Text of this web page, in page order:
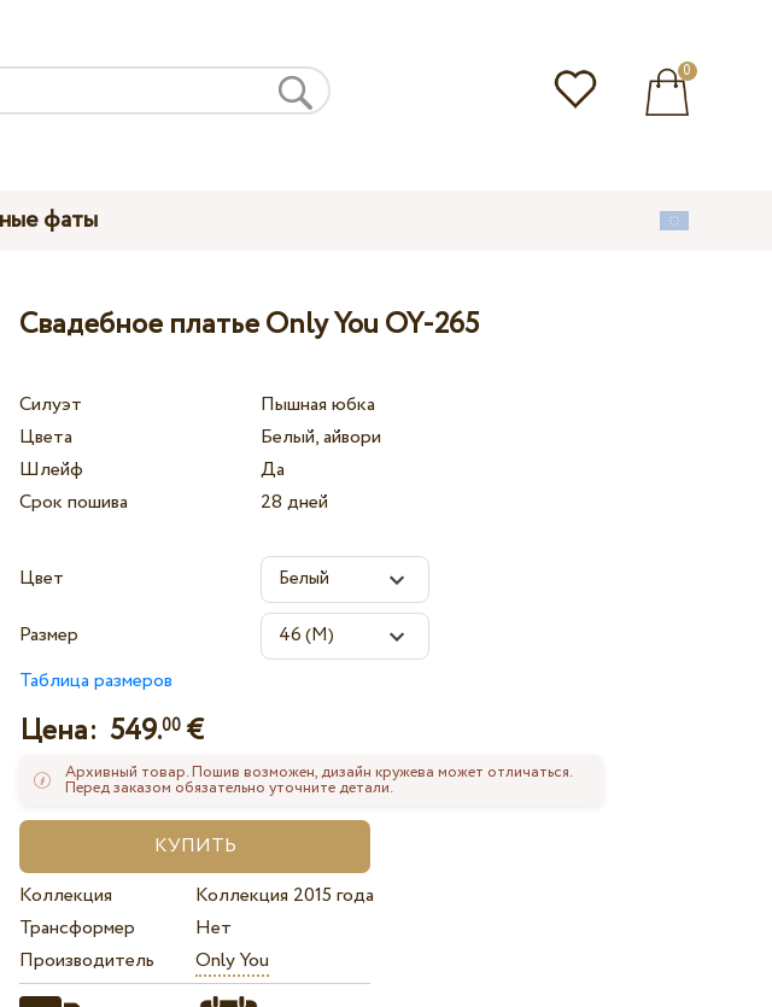
0
фаты
Свадебное платье Only You OY-265
Силуэт
Пышная юбка
Цвета
Белый, айвори
Шлейф
Да
Срок пошива
28 дней
Цвет
Размер
Таблица размеров
Цена: 549.00 €
Архивный товар. Пошив возможен, дизайн кружева может отличаться.
Перед заказом обязательно уточните детали.
Коллекция
Коллекция 2015 года
Трансформер
Нет
Производитель
Only You